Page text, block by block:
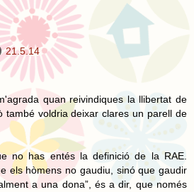
21.5.14
quan reivindiques la llibertat de
també voldria deixar clares un parell de
no has entés la definició de la RAE.
els hòmens no gaudiu, sinó que gaudir
a una dona”, és a dir, que només